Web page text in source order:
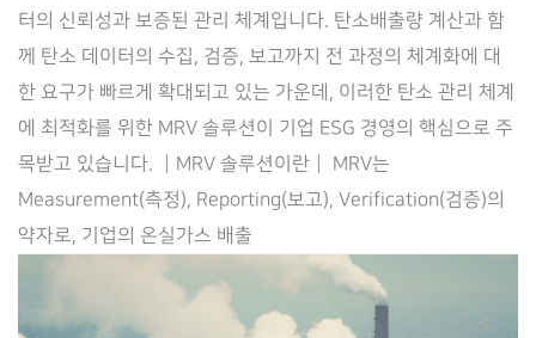
검
ESG
터의 신뢰성과 보증된 관리 체계입니다. 탄소배출량 계산과 함
께 탄소 데이터의 수집, 검증, 보고까지 전 과정의 체계화에 대
한 요구가 빠르게 확대되고 있는 가운데, 이러한 탄소 관리 체계
에 최적화를 위한 MRV 솔루션이 기업 ESG 경영의 핵심으로 주
목받고 있습니다. ┃MRV 솔루션이란┃ MRV는
Measurement(측정), Reporting(보고), Verification(검증)의
약자로, 기업의 온실가스 배출